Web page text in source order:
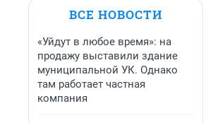
ВСЕ НОВОСТИ
«Уйдут в любое время»: на
продажу выставили здание
муниципальной УК. Однако
там работает частная
компания